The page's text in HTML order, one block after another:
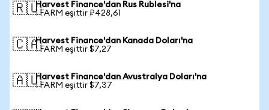
🇷🇺Harvest Finance'dan Rus Rublesi'na
1 FARM eşittir ₽428,61
🇨🇦Harvest Finance'dan Kanada Doları'na
1 FARM eşittir $7,27
🇦🇺Harvest Finance'dan Avustralya Doları'na
1 FARM eşittir $7,37